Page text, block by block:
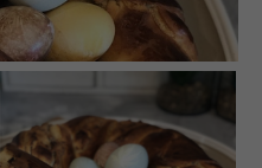
gibt es regelmäßig